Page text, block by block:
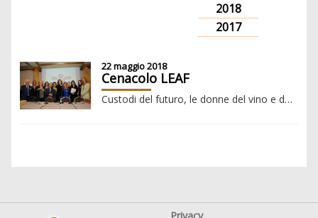
2018
2017
22 maggio 2018
Cenacolo LEAF
Custodi del futuro, le donne del vino e dell'olio
Privacy